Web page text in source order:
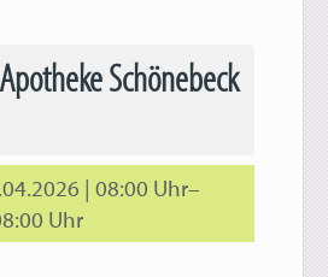
Schönebeck
| 08:00 Uhr–
Uhr